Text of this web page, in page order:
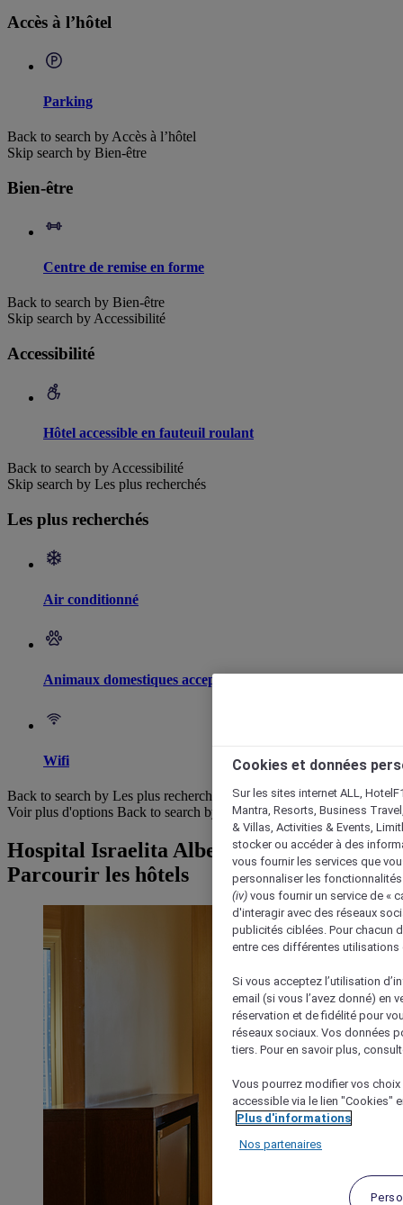
Accès à l’hôtel
Parking
Back to search by Accès à l’hôtel
Skip search by Bien-être
Bien-être
Centre de remise en forme
Back to search by Bien-être
Skip search by Accessibilité
Accessibilité
Hôtel accessible en fauteuil roulant
Back to search by Accessibilité
Skip search by Les plus recherchés
Les plus recherchés
Air conditionné
Animaux domestiques acceptés
Wifi
Back to search by Les plus recherchés
Voir plus d'options Back to search by categories
Hospital Israelita Albert Einstein :
Parcourir les hôtels
Cookies et données
Sur les sites internet ALL,
Mantra, Resorts, Business
& Villas, Activities & Events,
stocker ou accéder à des
vous fournir les services que
personnaliser les
(iv) vous fournir un service de «
d'interagir avec des réseaux
publicités ciblées. Pour chacun
entre ces différentes utilisations
Si vous acceptez l’utilisation
email (si vous l’avez donné) en
réservation et de fidélité pour
réseaux sociaux. Vos données
tiers. Pour en savoir plus,
Vous pourrez modifier vos
accessible via le lien "Cookies"
Plus d'informations
Nos partenaires